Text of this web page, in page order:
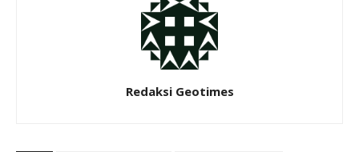
Redaksi Geotimes